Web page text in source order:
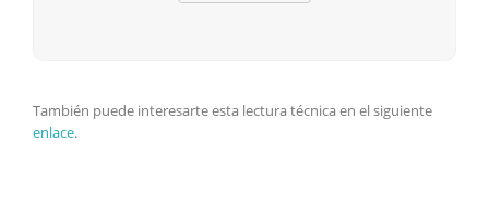
También puede interesarte esta lectura técnica en el siguiente
enlace.